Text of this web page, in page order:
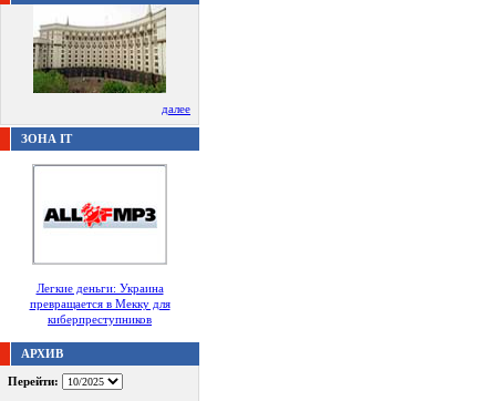
далее
ЗОНА IT
Легкие деньги: Украина
превращается в Мекку для
киберпреступников
АРХИВ
Перейти: